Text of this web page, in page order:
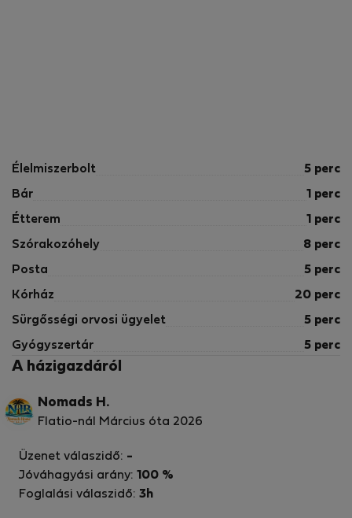
Élelmiszerbolt 5 perc
Bár 1 perc
Étterem 1 perc
Szórakozóhely 8 perc
Posta 5 perc
Kórház 20 perc
Sürgősségi orvosi ügyelet 5 perc
Gyógyszertár 5 perc
A házigazdáról
Nomads H.
Flatio-nál Március óta 2026
Üzenet válaszidő: -
Jóváhagyási arány: 100 %
Foglalási válaszidő: 3h